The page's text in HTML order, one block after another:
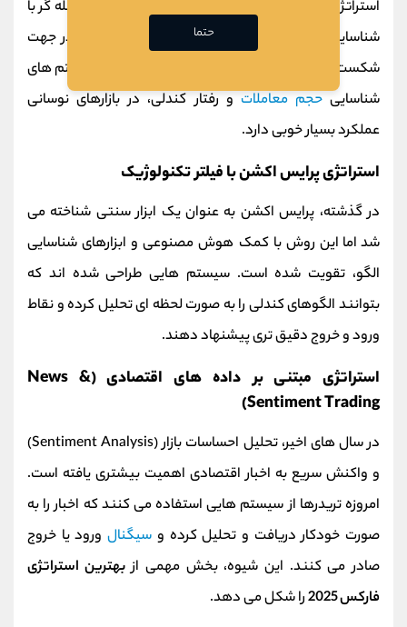
استراتژی شکست سطوح کلیدی است. در این روش، معامله‌ گر با
شناسایی سطوح
مقاومت و حمایت
مهم، وارد معامله در جهت
شکست آن سطح می‌ شود. این استراتژی با ترکیب الگوریتم‌ های
شناساییحجم معاملات و رفتار کندلی، در بازارهای نوسانی
عملکرد بسیار خوبی دارد.
استراتژی پرایس اکشن با فیلتر تکنولوژیک
در گذشته، پرایس‌ اکشن به‌ عنوان یک ابزار سنتی شناخته می‌
شد اما این روش با کمک هوش مصنوعی و ابزارهای شناسایی
الگو، تقویت شده است. سیستم‌ هایی طراحی شده‌ اند که
بتوانند الگوهای کندلی را به‌ صورت لحظه‌ ای تحلیل کرده و نقاط
ورود و خروج دقیق‌ تری پیشنهاد دهند.
استراتژی مبتنی بر داده‌ های اقتصادی (News &
Sentiment Trading)
در سال‌ های اخیر، تحلیل احساسات بازار (Sentiment Analysis)
و واکنش سریع به اخبار اقتصادی اهمیت بیشتری یافته است.
امروزه تریدرها از سیستم‌ هایی استفاده می‌ کنند که اخبار را به‌
صورت خودکار دریافت و تحلیل کرده و سیگنالورود یا خروج
صادر می‌ کنند. این شیوه، بخش مهمی ازبهترین استراتژی
فارکس 2025
را شکل می‌ دهد.
حتما